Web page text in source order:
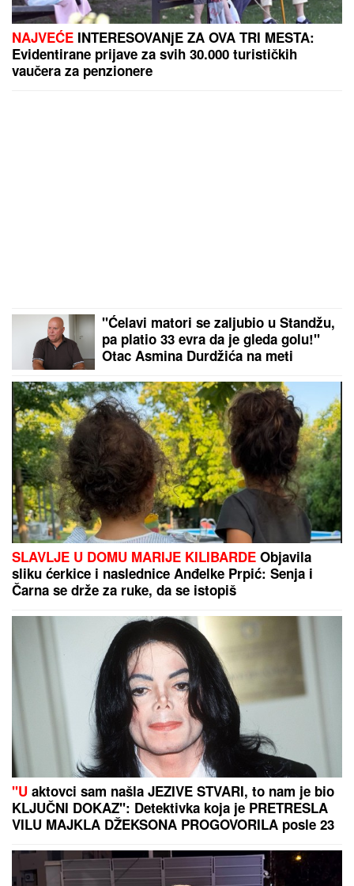
NAJVEĆE INTERESOVANjE ZA OVA TRI MESTA:
Evidentirane prijave za svih 30.000 turističkih
vaučera za penzionere
"Ćelavi matori se zaljubio u Standžu,
pa platio 33 evra da je gleda golu!"
Otac Asmina Durdžića na meti
SLAVLJE U DOMU MARIJE KILIBARDE Objavila
sliku ćerkice i naslednice Anđelke Prpić: Senja i
Čarna se drže za ruke, da se istopiš
"U aktovci sam našla JEZIVE STVARI, to nam je bio
KLJUČNI DOKAZ": Detektivka koja je PRETRESLA
VILU MAJKLA DŽEKSONA PROGOVORILA posle 23